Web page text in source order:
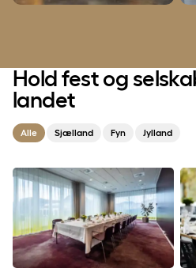
Hold fest og
landet
Alle Sjælland Fyn Jylland
Aarhus